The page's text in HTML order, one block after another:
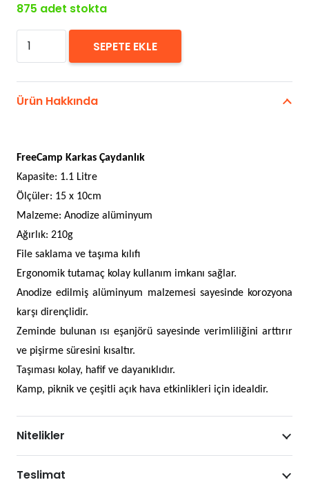
875 adet stokta
FreeCamp
Karkas
1.1
SEPETE EKLE
Ürün Hakkında
FreeCamp Karkas Çaydanlık
Kapasite: 1.1 Litre
Ölçüler: 15 x 10cm
Malzeme: Anodize alüminyum
Ağırlık: 210g
File saklama ve taşıma kılıfı
Ergonomik tutamaç kolay kullanım imkanı sağlar.
Anodize edilmiş alüminyum malzemesi sayesinde korozyona
karşı dirençlidir.
Zeminde bulunan ısı eşanjörü sayesinde verimliliğini arttırır
ve pişirme süresini kısaltır.
Taşıması kolay, hafif ve dayanıklıdır.
Kamp, piknik ve çeşitli açık hava etkinlikleri için idealdir.
Nitelikler
Teslimat